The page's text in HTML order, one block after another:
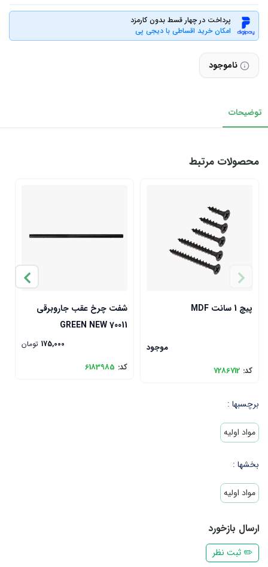
پرداخت در چهار قسط بدون کارمزد
امکان خرید اقساطی با دیجی پی
ناموجود
توضیحات
محصولات مرتبط
پیچ 1 سانت MDF
موجود
کد: 7286712
شفت چرخ عقب جاروبرقی
GREEN NEW 70011
175,000 تومان
کد: 6183985
برچسبها :
مواد اولیه
بخشها :
مواد اولیه
ارسال بازخورد
✏️ ثبت نظر